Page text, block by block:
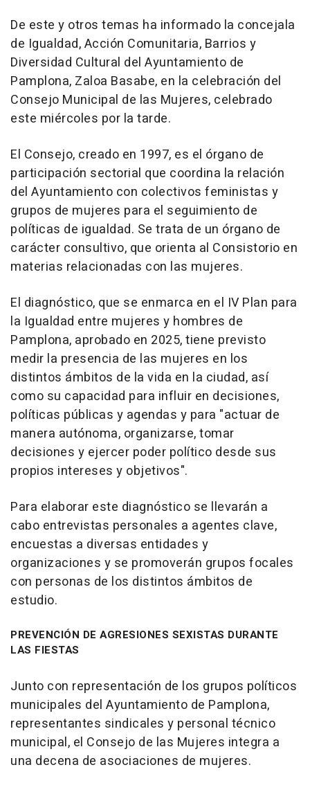
De este y otros temas ha informado la concejala
de Igualdad, Acción Comunitaria, Barrios y
Diversidad Cultural del Ayuntamiento de
Pamplona, Zaloa Basabe, en la celebración del
Consejo Municipal de las Mujeres, celebrado
este miércoles por la tarde.
El Consejo, creado en 1997, es el órgano de
participación sectorial que coordina la relación
del Ayuntamiento con colectivos feministas y
grupos de mujeres para el seguimiento de
políticas de igualdad. Se trata de un órgano de
carácter consultivo, que orienta al Consistorio en
materias relacionadas con las mujeres.
El diagnóstico, que se enmarca en el IV Plan para
la Igualdad entre mujeres y hombres de
Pamplona, aprobado en 2025, tiene previsto
medir la presencia de las mujeres en los
distintos ámbitos de la vida en la ciudad, así
como su capacidad para influir en decisiones,
políticas públicas y agendas y para "actuar de
manera autónoma, organizarse, tomar
decisiones y ejercer poder político desde sus
propios intereses y objetivos".
Para elaborar este diagnóstico se llevarán a
cabo entrevistas personales a agentes clave,
encuestas a diversas entidades y
organizaciones y se promoverán grupos focales
con personas de los distintos ámbitos de
estudio.
PREVENCIÓN DE AGRESIONES SEXISTAS DURANTE
LAS FIESTAS
Junto con representación de los grupos políticos
municipales del Ayuntamiento de Pamplona,
representantes sindicales y personal técnico
municipal, el Consejo de las Mujeres integra a
una decena de asociaciones de mujeres.